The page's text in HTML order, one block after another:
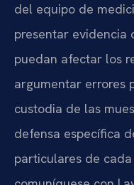
del equipo de
presentar evidencia
puedan afectar los
argumentar errores
custodia de las
defensa específica
particulares de